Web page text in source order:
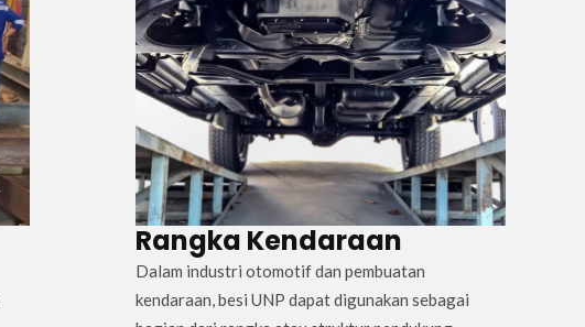
Rangka Kendaraan
Dalam industri otomotif dan pembuatan
kendaraan, besi UNP dapat digunakan sebagai